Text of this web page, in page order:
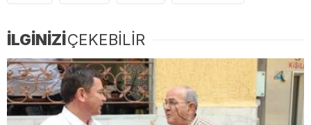
İLGİNİZİÇEKEBİLİR